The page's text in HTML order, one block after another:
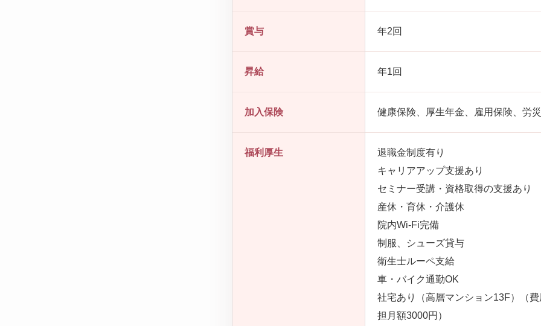
賞与 年2回
昇給 年1回
加入保険 健康保険、厚生年金、雇用保険、労
福利厚生
退職金制度有り
キャリアアップ支援あり
セミナー受講・資格取得の支援あり
産休・育休・介護休
院内Wi-Fi完備
制服、シューズ貸与
衛生士ルーペ支給
車・バイク通勤OK
社宅あり（高層マンション13F）（
担月額3000円）